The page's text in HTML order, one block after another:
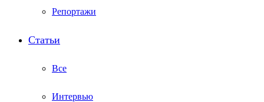
Репортажи
Статьи
Все
Интервью